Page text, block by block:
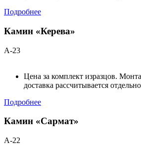
Подробнее
Камин «Керева»
А-23
Цена за комплект изразцов.
доставка рассчитывается
Подробнее
Камин «Сармат»
А-22